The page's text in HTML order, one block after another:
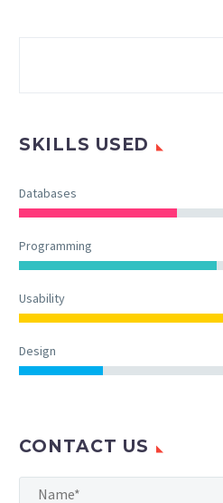
SKILLS USED
Databases
Programming
Usability
Design
CONTACT US